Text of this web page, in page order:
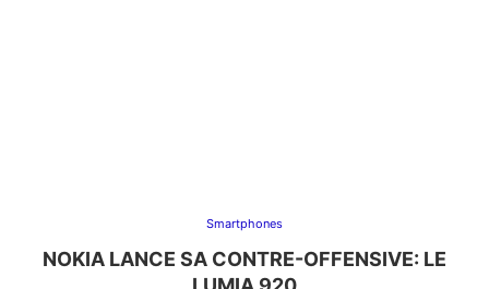
Smartphones
NOKIA LANCE SA CONTRE-OFFENSIVE: LE